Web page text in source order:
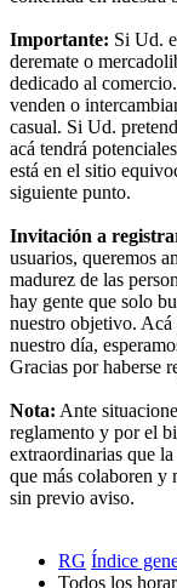
Importante: Si Ud.
deremate o
dedicado al
venden o
casual. Si Ud.
acá tendrá
está en el sitio
siguiente punto.
Invitación a
usuarios, queremos
madurez de las
hay gente que solo
nuestro objetivo. Acá
nuestro día,
Gracias por haberse
Nota: Ante
reglamento y por el
extraordinarias que
que más colaboren y
sin previo aviso.
RG Índice
Todos los